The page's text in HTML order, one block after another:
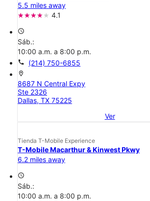
5.5 miles away
4.1
access_time
Sáb.:
10:00 a.m. a 8:00 p.m.
call (214) 750-6855
location_on
8687 N Central Expy
Ste 2326
Dallas, TX 75225
Ver
Tienda T-Mobile Experience
T-Mobile Macarthur & Kinwest Pkwy
6.2 miles away
access_time
Sáb.:
10:00 a.m. a 8:00 p.m.